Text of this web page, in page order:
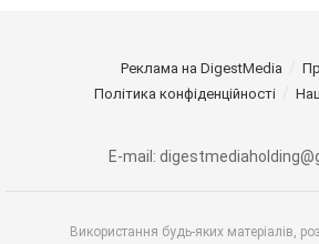
Реклама на DigestMedia
Політика конфіденційності
E-mail:
Використання будь-яких матеріалів,